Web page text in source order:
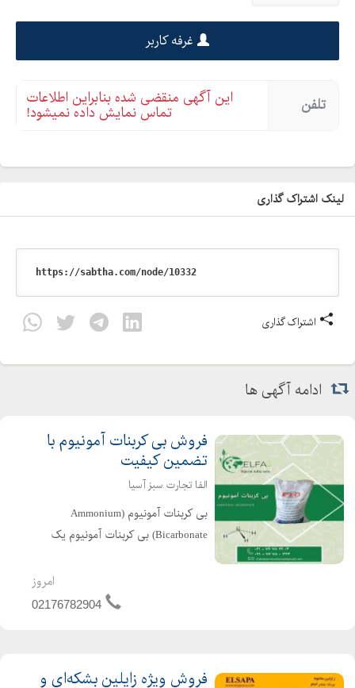
غرفه کاربر
تلفن این آگهی منقضی شده بنابراین اطلاعات
تماس نمایش داده نمیشود!
لینک اشتراک گذاری
اشتراک گذاری
ادامه آگهی ها
فروش بی کربنات آمونیوم با
تضمین کیفیت
الفا تجارت سبز آسیا
بی کربنات آمونیوم (Ammonium
Bicarbonate) بی کربنات آمونیوم یک
گسترده در صنایع غذایی ، نان و شیرینی
پزی ، صنایع شیمیایی ، کشاورزی و
امروز
02176782904
فروش ویژه زایلین بشکه‌ای و